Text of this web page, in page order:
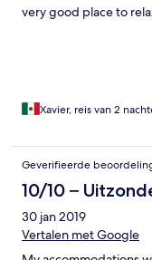
very good place to
Xavier, reis van 2
Geverifieerde
10/10 –
30 jan 2019
Vertalen met Google